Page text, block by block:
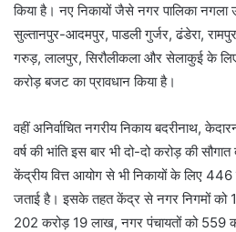
किया है। नए निकायों जैसे नगर पालिका
सुल्तानपुर-आदमपुर, पाडली गुर्जर, ढंडेरा,
गरुड़, लालपुर, सिरौलीकला और सेलाकुई के
करोड़ बजट का प्रावधान किया है।
वहीं अनिर्वाचित नगरीय निकाय बदरीनाथ,
वर्ष की भांति इस बार भी दो-दो करोड़ की
केंद्रीय वित्त आयोग से भी निकायों के लिए
जताई है। इसके तहत केंद्र से नगर निगमों को
202 करोड़ 19 लाख, नगर पंचायतों को 559